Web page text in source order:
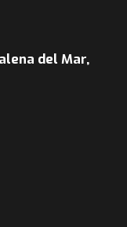
del Mar,